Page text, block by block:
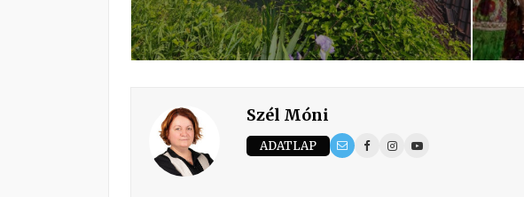
Szél Móni
ADATLAP